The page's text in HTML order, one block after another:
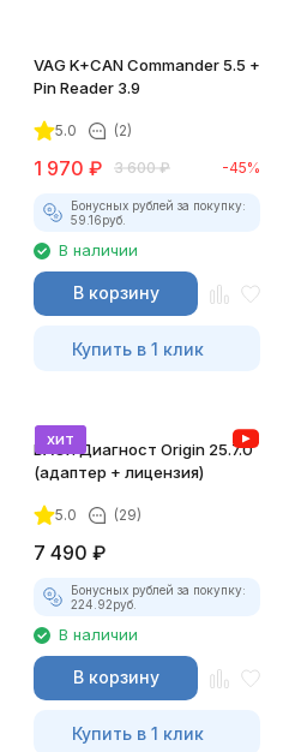
VAG K+CAN Commander 5.5 +
Pin Reader 3.9
5.0 (2)
1 970 ₽ 3 600 ₽ -45%
Бонусных рублей за покупку:
59.16руб.
В наличии
В корзину
Купить в 1 клик
хит
ВАСЯ Диагност Origin 25.7.0
(адаптер + лицензия)
5.0 (29)
7 490 ₽
Бонусных рублей за покупку:
224.92руб.
В наличии
В корзину
Купить в 1 клик